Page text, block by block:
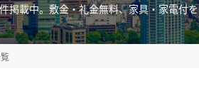
載中。敷金・礼金無料、家具・家電付